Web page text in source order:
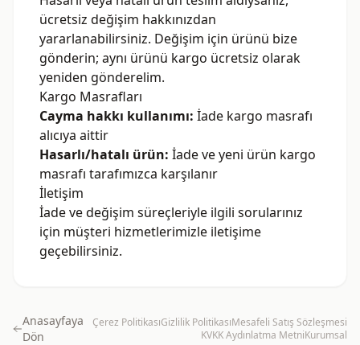
ücretsiz değişim hakkınızdan
yararlanabilirsiniz. Değişim için ürünü bize
gönderin; aynı ürünü kargo ücretsiz olarak
yeniden gönderelim.
Kargo Masrafları
Cayma hakkı kullanımı: İade kargo masrafı
alıcıya aittir
Hasarlı/hatalı ürün: İade ve yeni ürün kargo
masrafı tarafımızca karşılanır
İletişim
İade ve değişim süreçleriyle ilgili sorularınız
için müşteri hizmetlerimizle iletişime
geçebilirsiniz.
Anasayfaya
Dön
Çerez PolitikasıGizlilik PolitikasıMesafeli Satış Sözleşmesi
KVKK Aydınlatma MetniKurumsal